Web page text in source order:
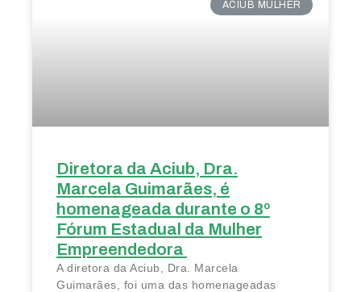
ACIUB MULHER
Diretora da Aciub, Dra.
Marcela Guimarães, é
homenageada durante o 8º
Fórum Estadual da Mulher
Empreendedora
A diretora da Aciub, Dra. Marcela
Guimarães, foi uma das homenageadas